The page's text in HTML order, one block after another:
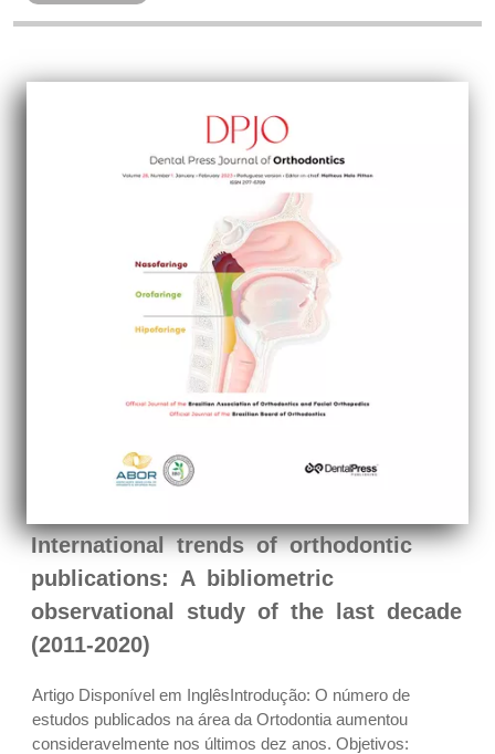
International trends of orthodontic
publications: A bibliometric
observational study of the last decade
(2011-2020)
Artigo Disponível em InglêsIntrodução: O número de
estudos publicados na área da Ortodontia aumentou
consideravelmente nos últimos dez anos. Objetivos: